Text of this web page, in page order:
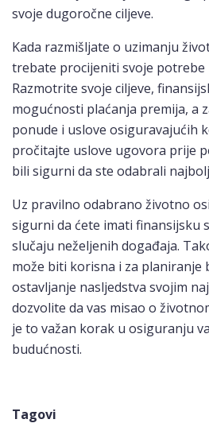
svoje dugoročne ciljeve.
Kada razmišljate o uzimanju
trebate procijeniti svoje potrebe
Razmotrite svoje ciljeve,
mogućnosti plaćanja premija, a
ponude i uslove osiguravajućih
pročitajte uslove ugovora prije
bili sigurni da ste odabrali
Uz pravilno odabrano životno
sigurni da ćete imati finansijsku
slučaju neželjenih događaja.
može biti korisna i za planiranje
ostavljanje nasljedstva svojim
dozvolite da vas misao o
je to važan korak u osiguranju
budućnosti.
Tagovi